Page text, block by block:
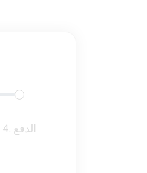
4. الدفع